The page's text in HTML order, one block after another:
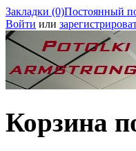
Закладки (0)Постоянный
Войти или
Корзина